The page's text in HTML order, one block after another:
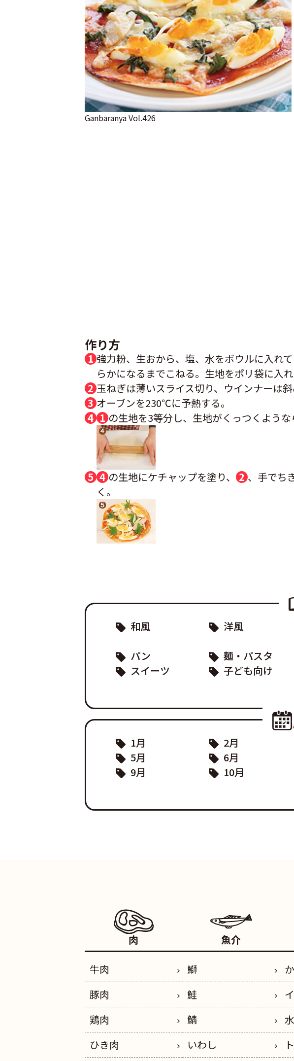
Ganbaranya Vol.426
作り方
強力粉、生おから、塩、水をボウルに入れ
らかになるまでこねる。生地をポリ袋に入
玉ねぎは薄いスライス切り、ウインナーは
オーブンを230℃に予熱する。
1 の生地を3等分し、生地がくっつくよう
4 の生地にケチャップを塗り、 2 、手でち
く。
和風 洋風
パン 麺・パスタ
スイーツ
子ども向け
1月 2月
5月
6月
9月
10月
肉
牛肉
豚肉
鶏肉
ひき肉
魚介
鰤
鮭
鯖
いわし